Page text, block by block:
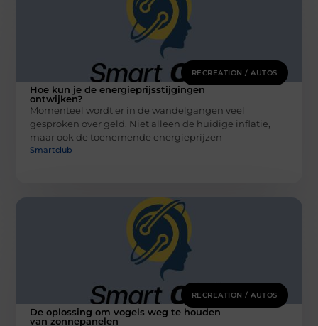
RECREATION / AUTOS
Hoe kun je de energieprijsstijgingen
ontwijken?
Momenteel wordt er in de wandelgangen veel
gesproken over geld. Niet alleen de huidige inflatie,
maar ook de toenemende energieprijzen
Smartclub
RECREATION / AUTOS
De oplossing om vogels weg te houden
van zonnepanelen